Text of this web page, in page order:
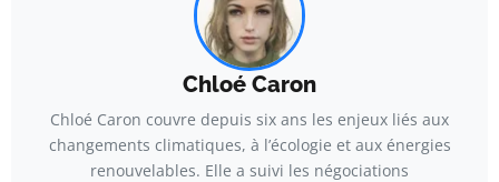
Chloé Caron
Chloé Caron couvre depuis six ans les enjeux liés aux
changements climatiques, à l’écologie et aux énergies
renouvelables. Elle a suivi les négociations